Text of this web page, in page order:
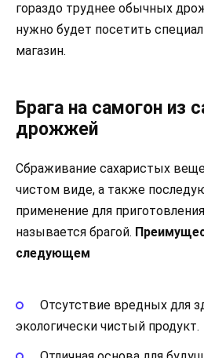
гораздо труднее обычных
нужно будет посетить
магазин.
Брага на самогон из
дрожжей
Сбраживание сахаристых
чистом виде, а также
применение для
называется брагой.
следующем
Отсутствие вредных для
экологически чистый продукт.